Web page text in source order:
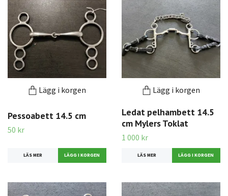
Lägg i korgen
Pessoabett 14.5 cm
50 kr
LÄS MER
Lägg i korgen
Ledat pelhambett 14.5
cm Mylers Toklat
1 000 kr
LÄS MER